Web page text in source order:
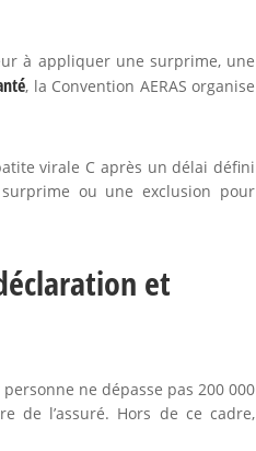
à appliquer une surprime, une
, la Convention AERAS organise
virale C après un délai défini
ou une exclusion pour
et
ne dépasse pas 200 000
de l’assuré. Hors de ce cadre,